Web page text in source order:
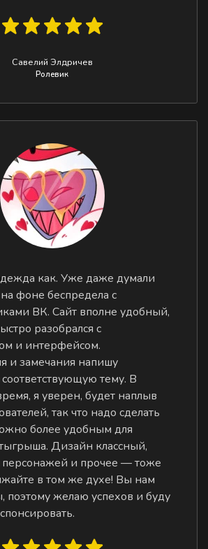
Савелий Элдричев
Ролевик
как. Уже даже думали
фоне беспредела с
ВК. Сайт вполне удобный,
разобрался с
и интерфейсом.
и замечания напишу
тему. В
я уверен, будет наплыв
так что надо сделать
более удобным для
Дизайн классный,
персонажей и прочее — тоже
в том же духе! Вы нам
поэтому желаю успехов и буду